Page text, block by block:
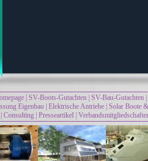
SV-Boots-Gutachten SV-Bau-Gutachten
Eigenbau Elektrische Antriebe Solar Boote
Consulting| Presseartikel|